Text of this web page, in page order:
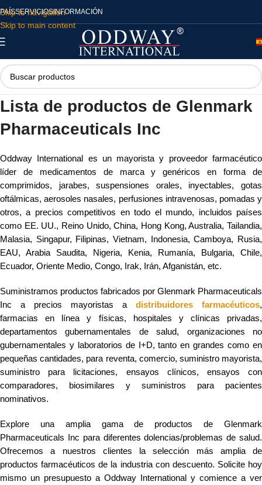
Skip to navigation
Skip to main content
PAÍSSERVICIOSINFORMACIÓN
Lista de productos de Glenmark
Pharmaceuticals Inc
Oddway International es un mayorista y proveedor farmacéutico
líder de medicamentos de marca y genéricos en forma de
comprimidos, jarabes, suspensiones orales, inyectables, gotas
oftálmicas, aerosoles nasales, perfusiones intravenosas, pomadas y
otros, a precios competitivos en todo el mundo, incluidos países
como EE. UU., Reino Unido, China, Hong Kong, Australia, Tailandia,
Malasia, Singapur, Filipinas, Vietnam, Indonesia, Camboya, Rusia,
EAU, Arabia Saudita, Nigeria, Kenia, Rumanía, Bulgaria, Chile,
Ecuador, Oriente Medio, Congo, Irak, Irán, Afganistán, etc.
Suministramos productos fabricados por Glenmark Pharmaceuticals
Inc a precios mayoristas a distribuidores farmacéuticos,
farmacias en línea y físicas, hospitales y clínicas privadas,
departamentos gubernamentales de salud, organizaciones no
gubernamentales y laboratorios de I+D, tanto en grandes como en
pequeñas cantidades, para reventa, comercio, suministro mayorista,
suministro para licitaciones, ensayos clínicos, ensayos con
comparadores, biosimilares y suministros para pacientes
nominativos.
Explore una amplia gama de productos de Glenmark
Pharmaceuticals Inc para diferentes dolencias/problemas de salud.
Ofrecemos a nuestros clientes la selección más amplia de
productos farmacéuticos de la industria con descuento. Solicite hoy
mismo un presupuesto a Oddway International y comience a ver